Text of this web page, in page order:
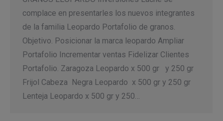
complace en presentarles los nuevos integrantes
de la familia Leopardo Portafolio de granos.
Objetivo. Posicionar la marca leopardo Ampliar
Portafolio Incrementar ventas Fidelizar Clientes
Portafolio. Zaragoza Leopardo x 500 gr y 250 gr
Frijol Cabeza Negra Leopardo x 500 gr y 250 gr
Lenteja Leopardo x 500 gr y 250…